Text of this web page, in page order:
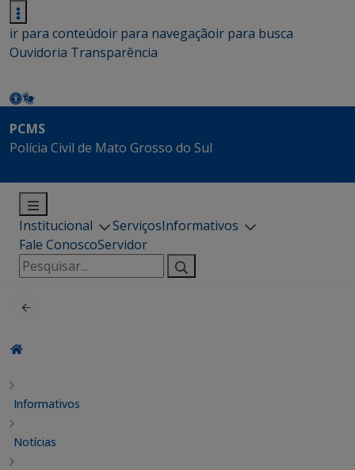
ir para conteúdoir para navegaçãoir para busca
Ouvidoria Transparência
PCMS
Polícia Civil de Mato Grosso do Sul
Institucional ServiçosInformativos
Fale ConoscoServidor
Pesquisar
por:
Informativos
Notícias